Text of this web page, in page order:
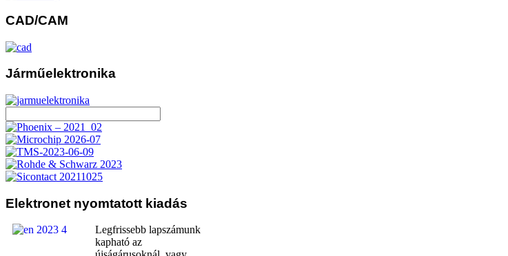
CAD/CAM
Járműelektronika
Elektronet nyomtatott kiadás
Legfrissebb lapszámunk
kapható az